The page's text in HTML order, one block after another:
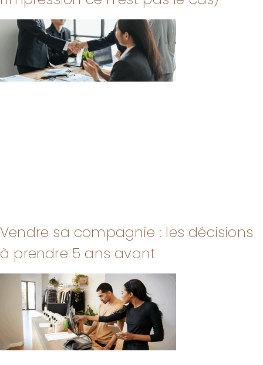
Vendre sa compagnie : les décisions
à prendre 5 ans avant